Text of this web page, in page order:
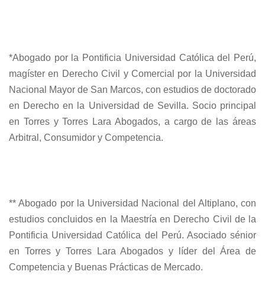
*Abogado por la Pontificia Universidad Católica del Perú,
magíster en Derecho Civil y Comercial por la Universidad
Nacional Mayor de San Marcos, con estudios de doctorado
en Derecho en la Universidad de Sevilla. Socio principal
en Torres y Torres Lara Abogados, a cargo de las áreas
Arbitral, Consumidor y Competencia.
** Abogado por la Universidad Nacional del Altiplano, con
estudios concluidos en la Maestría en Derecho Civil de la
Pontificia Universidad Católica del Perú. Asociado sénior
en Torres y Torres Lara Abogados y líder del Área de
Competencia y Buenas Prácticas de Mercado.